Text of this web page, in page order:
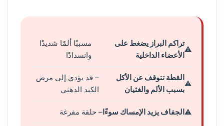
تراكم البراز يضغط على
الأعضاء الداخلية
مسببًا ألمًا شديدًا
وانسدادًا
القطة تتوقف عن الأكل
بسبب الألم والغثيان
– قد يؤدي إلى مرض
الكبد الدهني
الجفاف يزيد الإمساك سوءًا– حلقة مفرغة